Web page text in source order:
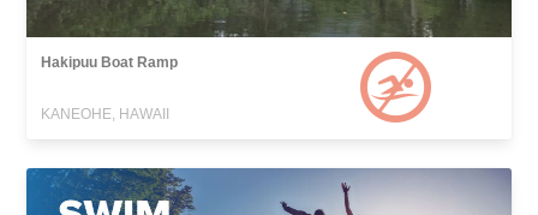
Hakipuu Boat Ramp
KANEOHE, HAWAII